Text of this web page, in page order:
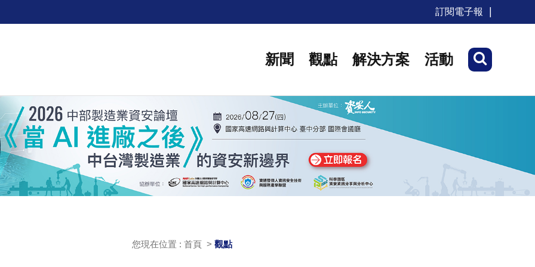
訂閱電子報
新聞 觀點 解決方案 活動
您現在位置 : 首頁 > 觀點